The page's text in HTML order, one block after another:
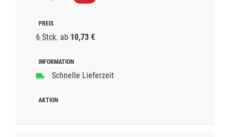
6 Stck. ab 10,73 €
Schnelle Lieferzeit